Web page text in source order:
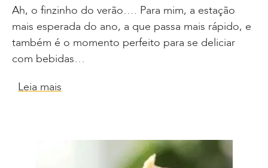
Ah, o finzinho do verão…. Para mim, a estação
mais esperada do ano, a que passa mais rápido, e
também é o momento perfeito para se deliciar
com bebidas…
Leia mais